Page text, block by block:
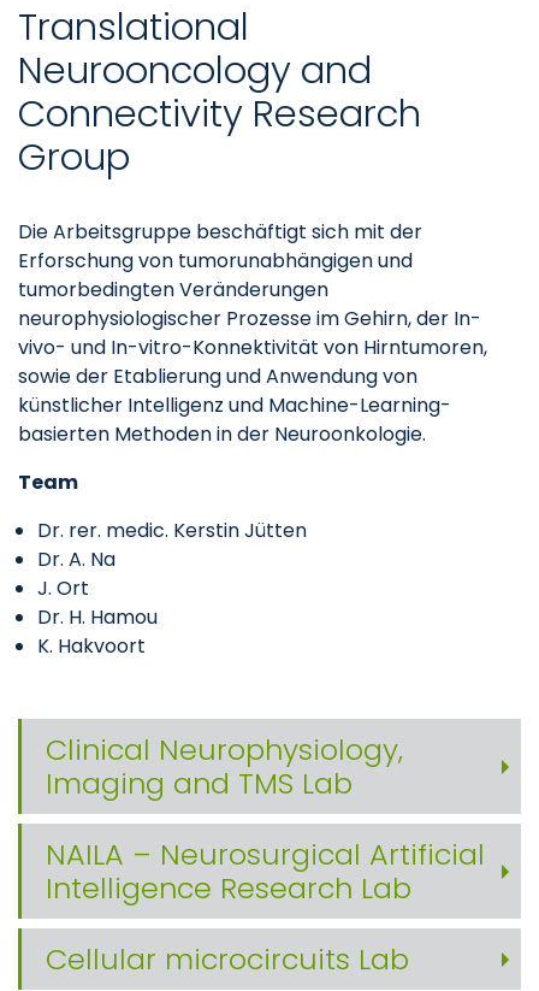
Translational
Neurooncology and
Connectivity Research
Group
Die Arbeitsgruppe beschäftigt sich mit der
Erforschung von tumorunabhängigen und
tumorbedingten Veränderungen
neurophysiologischer Prozesse im Gehirn, der In-
vivo- und In-vitro-Konnektivität von Hirntumoren,
sowie der Etablierung und Anwendung von
künstlicher Intelligenz und Machine-Learning-
basierten Methoden in der Neuroonkologie.
Team
Dr. rer. medic. Kerstin Jütten
Dr. A. Na
J. Ort
Dr. H. Hamou
K. Hakvoort
Clinical Neurophysiology,
Imaging and TMS Lab
NAILA – Neurosurgical Artificial
Intelligence Research Lab
Cellular microcircuits Lab